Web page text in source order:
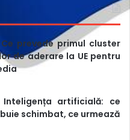
presiuni care au culminat
al Gazetei Sporturilor,
prevede primul cluster
de aderare la UE pentru
Inteligența artificială: ce
schimbat, ce urmează